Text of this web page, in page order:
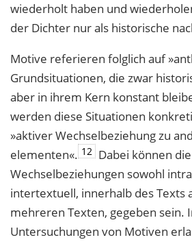
wiederholt haben und
der Dichter nur als historische
Motive referieren folglich auf
Grundsituationen, die zwar
aber in ihrem Kern konstant
werden diese Situationen
»aktiver Wechselbeziehung zu
elementen«. 12 Dabei können die
Wechselbeziehungen sowohl
intertextuell, innerhalb des Texts
mehreren Texten, gegeben sein.
Untersuchungen von Motiven